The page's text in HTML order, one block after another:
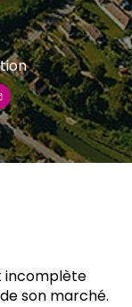
incomplète
son marché.